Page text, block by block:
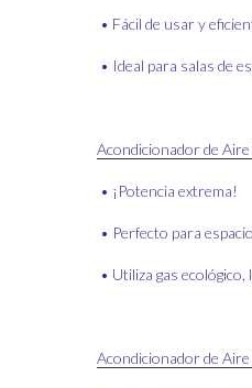
• Fácil de usar y
• Ideal para salas de
Acondicionador de
• ¡Potencia extrema!
• Perfecto para
• Utiliza gas
Acondicionador de